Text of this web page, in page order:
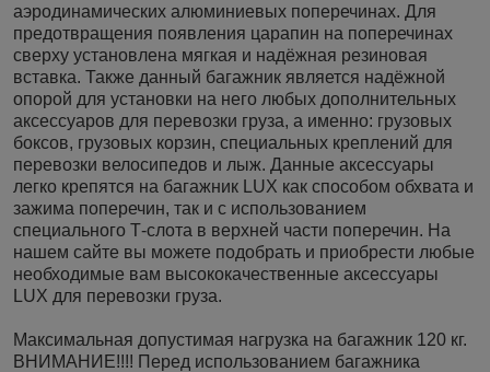
аэродинамических алюминиевых поперечинах. Для
предотвращения появления царапин на поперечинах
сверху установлена мягкая и надёжная резиновая
вставка. Также данный багажник является надёжной
опорой для установки на него любых дополнительных
аксессуаров для перевозки груза, а именно: грузовых
боксов, грузовых корзин, специальных креплений для
перевозки велосипедов и лыж. Данные аксессуары
легко крепятся на багажник LUX как способом обхвата и
зажима поперечин, так и с использованием
специального Т-слота в верхней части поперечин. На
нашем сайте вы можете подобрать и приобрести любые
необходимые вам высококачественные аксессуары
LUX для перевозки груза.
Максимальная допустимая нагрузка на багажник 120 кг.
ВНИМАНИЕ!!!! Перед использованием багажника